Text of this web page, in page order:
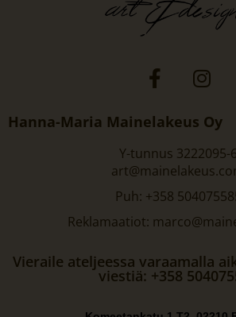
Hanna-Maria Mainelakeus Oy
Y-tunnus 3222095-6
Puh: +358
Reklamaatiot:
Vieraile ateljeessa varaamalla
viestiä: +358